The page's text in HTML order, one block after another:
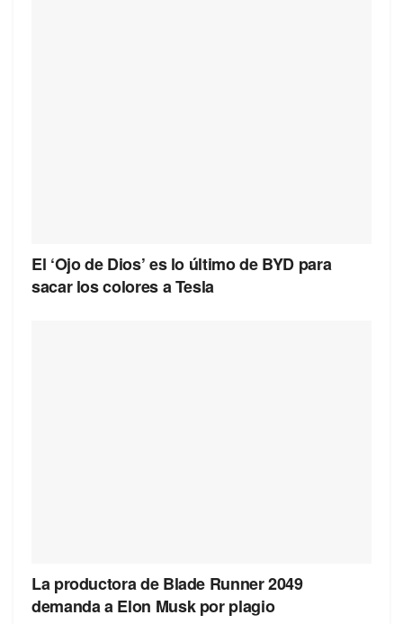
El ‘Ojo de Dios’ es lo último de BYD para
sacar los colores a Tesla
La productora de Blade Runner 2049
demanda a Elon Musk por plagio